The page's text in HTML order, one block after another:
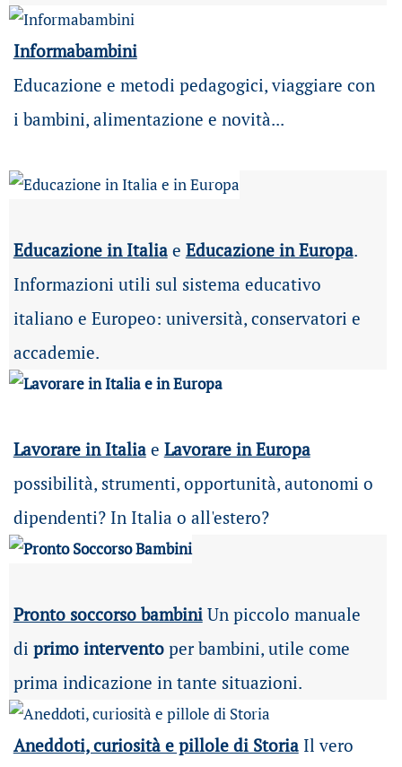
Informabambini
Educazione e metodi pedagogici, viaggiare con
i bambini, alimentazione e novità...
Educazione in Italiae Educazione in Europa.
Informazioni utili sul sistema educativo
italiano e Europeo: università, conservatori e
accademie.
Lavorare in Italia e Lavorare in Europa
possibilità, strumenti, opportunità, autonomi o
dipendenti? In Italia o all'estero?
Pronto soccorso bambiniUn piccolo manuale
di primo interventoper bambini, utile come
prima indicazione in tante situazioni.
Aneddoti, curiosità e pillole di Storia Il vero